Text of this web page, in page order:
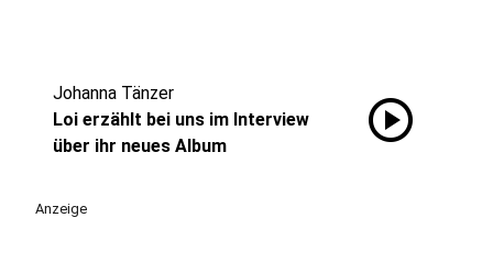
Johanna Tänzer
Loi erzählt bei uns im Interview
über ihr neues Album
play_circle
Anzeige